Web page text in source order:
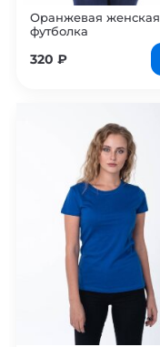
Оранжевая женская
футболка
320 ₽